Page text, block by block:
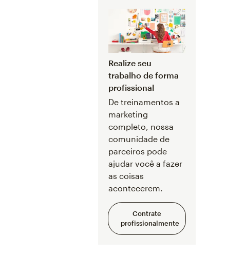
Realize seu
trabalho de forma
profissional
De treinamentos a
marketing
completo, nossa
comunidade de
parceiros pode
ajudar você a fazer
as coisas
acontecerem.
Contrate
profissionalmente